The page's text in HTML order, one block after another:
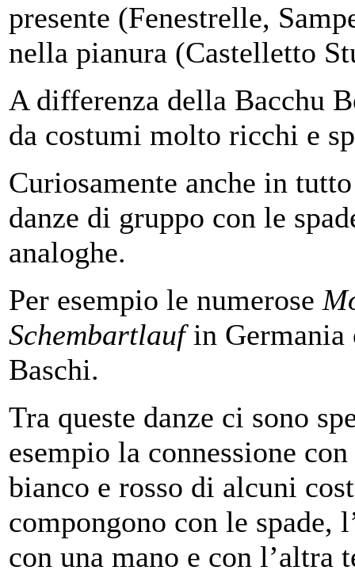
presente (Fenestrelle,
nella pianura (Castelletto
A differenza della Bacchu
da costumi molto ricchi e
Curiosamente anche in
danze di gruppo con le
analoghe.
Per esempio le numerose
Schembartlaufin
Baschi.
Tra queste danze ci sono
esempio la connessione
bianco e rosso di alcuni
compongono con le spade,
con una mano e con